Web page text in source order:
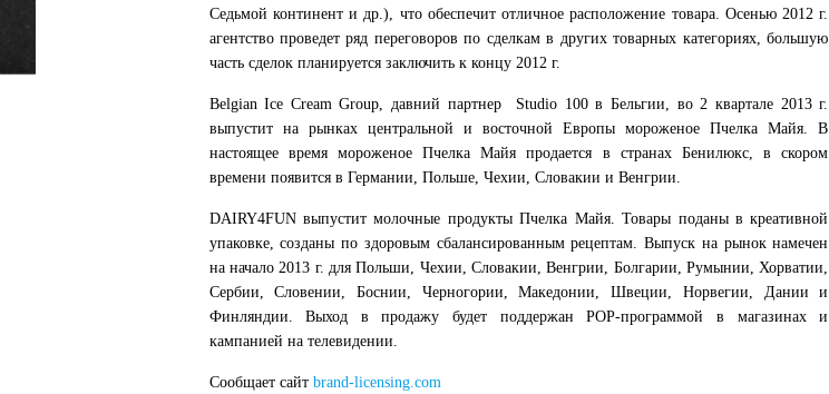
Седьмой континент и др.), что обеспечит отличное расположение товара. Осенью 2012 г.
агентство проведет ряд переговоров по сделкам в других товарных категориях, большую
часть сделок планируется заключить к концу 2012 г.
Belgian Ice Cream Group, давний партнер Studio 100 в Бельгии, во 2 квартале 2013 г.
выпустит на рынках центральной и восточной Европы мороженое Пчелка Майя. В
настоящее время мороженое Пчелка Майя продается в странах Бенилюкс, в скором
времени появится в Германии, Польше, Чехии, Словакии и Венгрии.
DAIRY4FUN выпустит молочные продукты Пчелка Майя. Товары поданы в креативной
упаковке, созданы по здоровым сбалансированным рецептам. Выпуск на рынок намечен
на начало 2013 г. для Польши, Чехии, Словакии, Венгрии, Болгарии, Румынии, Хорватии,
Сербии, Словении, Боснии, Черногории, Македонии, Швеции, Норвегии, Дании и
Финляндии. Выход в продажу будет поддержан POP-программой в магазинах и
кампанией на телевидении.
Сообщает сайт brand-licensing.com